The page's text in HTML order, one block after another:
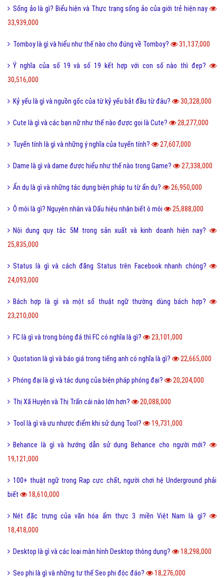
Sống ảo là gì? Biểu hiện và Thực trạng sống ảo của giới trẻ hiện nay
33,939,000
Tomboy là gì và hiểu như thế nào cho đúng về Tomboy? 31,137,000
Ý nghĩa của số 19 và số 19 kết hợp với con số nào thì đẹp?
30,516,000
Kỷ yếu là gì và nguồn gốc của từ kỷ yếu bắt đầu từ đâu? 30,328,000
Cute là gì và các bạn nữ như thế nào được gọi là Cute? 28,277,000
Tuyến tính là gì và những ý nghĩa của tuyến tính? 27,607,000
Dame là gì và dame được hiểu như thế nào trong Game? 27,338,000
Ẩn dụ là gì và những tác dụng biện pháp tu từ ẩn dụ? 26,950,000
Ô môi là gì? Nguyên nhân và Dấu hiệu nhận biết ô môi 25,888,000
Nội dung quy tắc 5M trong sản xuất và kinh doanh hiện nay?
25,835,000
Status là gì và cách đăng Status trên Facebook nhanh chóng?
24,093,000
Bách hợp là gì và một số thuật ngữ thường dùng bách hợp?
23,210,000
FC là gì và trong bóng đá thì FC có nghĩa là gì? 23,101,000
Quotation là gì và báo giá trong tiếng anh có nghĩa là gì? 22,665,000
Phóng đại là gì và tác dụng của biện pháp phóng đại? 20,204,000
Thị Xã Huyện và Thị Trấn cái nào lớn hơn? 20,088,000
Tool là gì và ưu nhược điểm khi sử dụng Tool? 19,731,000
Behance là gì và hướng dẫn sử dụng Behance cho người mới?
19,121,000
100+ thuật ngữ trong Rap cực chất, người chơi hệ Underground phải
biết
18,610,000
Nét đặc trưng của văn hóa ẩm thực 3 miền Việt Nam là gì?
18,418,000
Desktop là gì và các loại màn hình Desktop thông dụng? 18,298,000
Seo phi là gì và những tư thế Seo phi độc đáo? 18,276,000